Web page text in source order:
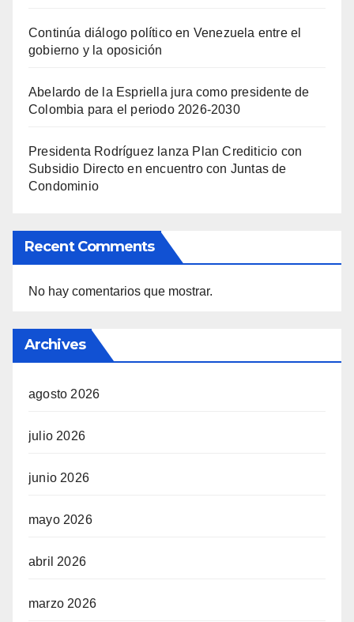
Continúa diálogo político en Venezuela entre el
gobierno y la oposición
Abelardo de la Espriella jura como presidente de
Colombia para el periodo 2026-2030
Presidenta Rodríguez lanza Plan Crediticio con
Subsidio Directo en encuentro con Juntas de
Condominio
Recent Comments
No hay comentarios que mostrar.
Archives
agosto 2026
julio 2026
junio 2026
mayo 2026
abril 2026
marzo 2026